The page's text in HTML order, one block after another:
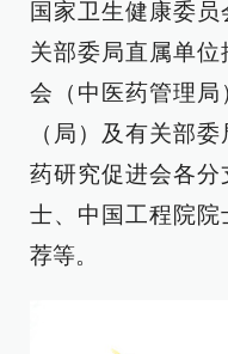
国家卫生健康委
关部委局直属单
会（中医药管理
（局）及有关部
药研究促进会各
士、中国工程院院
荐等。